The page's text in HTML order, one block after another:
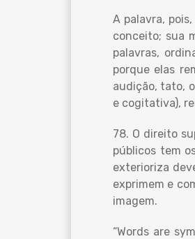
A palavra,
conceito; sua
palavras,
porque elas
audição, tato,
e cogitativa),
78. O direito
públicos tem
exterioriza
exprimem e
imagem.
“Words are